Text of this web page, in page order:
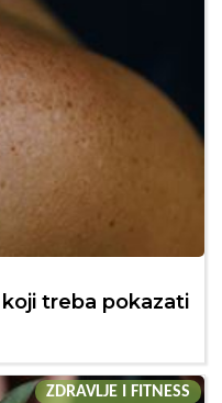
treba pokazati
ZDRAVLJE I FITNESS